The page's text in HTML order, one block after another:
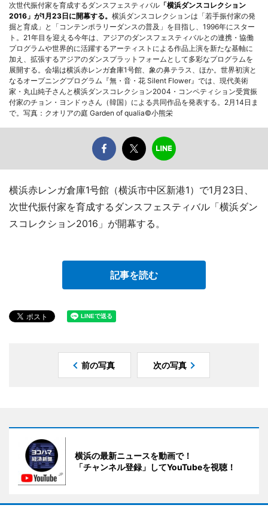
次世代振付家を育成するダンスフェスティバル 「横浜ダンスコレクション
2016」が1月23日に開幕する。 横浜ダンスコレクションは「若手振付家の発
掘と育成」と「コンテンポラリーダンスの普及」を目指し、1996年にスター
ト。21年目を迎える今年は、アジアのダンスフェスティバルとの連携・協働
プログラムや世界的に活躍するアーティストによる作品上演を新たな基軸に
加え、拡張するアジアのダンスプラットフォームとして多彩なプログラムを
展開する。会場は横浜赤レンガ倉庫1号館、象の鼻テラス、ほか。世界初演と
なるオープニングプログラム『無・音・花 Silent Flower』では、現代美術
家・丸山純子さんと横浜ダンスコレクション2004・コンペティション受賞振
付家のチョン・ヨンドゥさん（韓国）による共同作品を発表する。2月14日ま
で。写真：クオリアの庭 Garden of qualia©小熊栄
横浜赤レンガ倉庫1号館（横浜市中区新港1）で1月23日、
次世代振付家を育成するダンスフェスティバル「横浜ダン
スコレクション2016」が開幕する。
記事を読む
前の写真 次の写真
横浜の最新ニュースを動画で！
「チャンネル登録」してYouTubeを視聴！